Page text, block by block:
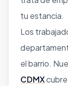
tu estancia.
Los
el barrio.
CDMX